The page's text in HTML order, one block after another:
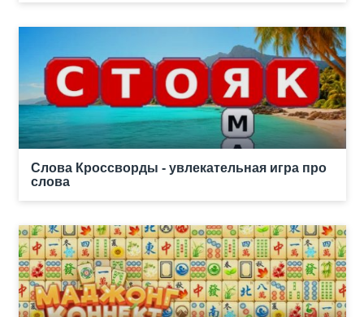
Слова Кроссворды - увлекательная игра про
слова